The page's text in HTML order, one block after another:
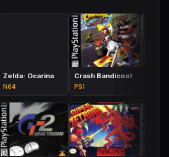
Zelda: Ocarina
N64
Crash Bandicoot
PS1